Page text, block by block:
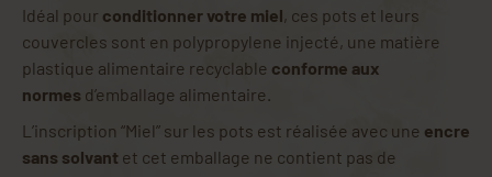
Idéal pour conditionner votre miel, ces pots et leurs
couvercles sont en polypropylene injecté, une matière
plastique alimentaire recyclable conforme aux
normes d’emballage alimentaire.
L’inscription “Miel” sur les pots est réalisée avec une encre
sans solvant et cet emballage ne contient pas de